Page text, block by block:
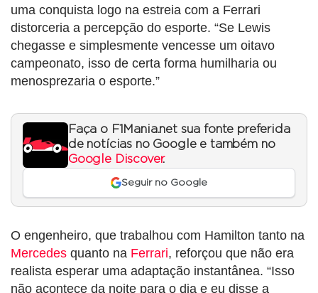
uma conquista logo na estreia com a Ferrari
distorceria a percepção do esporte. “Se Lewis
chegasse e simplesmente vencesse um oitavo
campeonato, isso de certa forma humilharia ou
menosprezaria o esporte.”
Faça o F1Mania.net sua fonte preferida
de notícias no Google e também no
Google Discover.
Seguir no Google
O engenheiro, que trabalhou com Hamilton tanto na
Mercedes quanto na Ferrari, reforçou que não era
realista esperar uma adaptação instantânea. “Isso
não acontece da noite para o dia e eu disse a